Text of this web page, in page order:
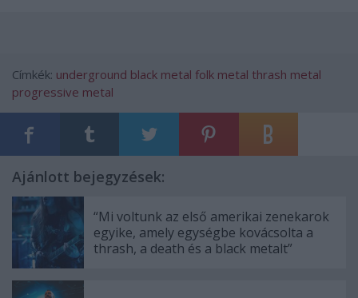
Címkék: underground black metal folk metal thrash metal
progressive metal
Ajánlott bejegyzések:
“Mi voltunk az első amerikai zenekarok
egyike, amely egységbe kovácsolta a
thrash, a death és a black metalt”